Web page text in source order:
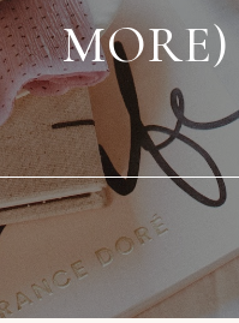
MORE)